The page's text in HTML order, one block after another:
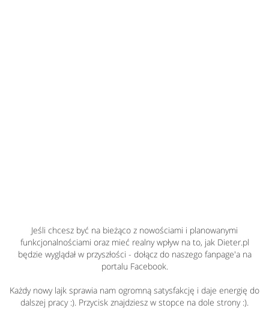
Jeśli chcesz być na bieżąco z nowościami i planowanymi
funkcjonalnościami oraz mieć realny wpływ na to, jak Dieter.pl
będzie wyglądał w przyszłości - dołącz do naszego fanpage'a na
portalu Facebook.
Każdy nowy lajk sprawia nam ogromną satysfakcję i daje energię do
dalszej pracy :). Przycisk znajdziesz w stopce na dole strony :).